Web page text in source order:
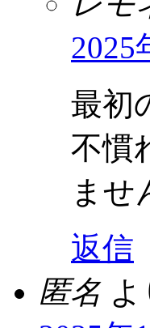
2025
最初
不慣
ませ
返信
匿名 よ